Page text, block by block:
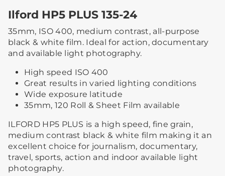
Ilford HP5 PLUS 135-24
35mm, ISO 400, medium contrast, all-purpose
black & white film. Ideal for action, documentary
and available light photography.
High speed ISO 400
Great results in varied lighting conditions
Wide exposure latitude
35mm, 120 Roll & Sheet Film available
ILFORD HP5 PLUS is a high speed, fine grain,
medium contrast black & white film making it an
excellent choice for journalism, documentary,
travel, sports, action and indoor available light
photography.